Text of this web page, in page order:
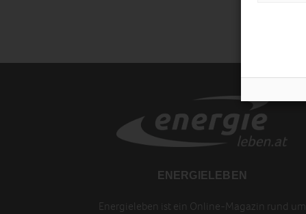
ENERGIELEBEN
Energieleben ist ein Online-Magazin rund um